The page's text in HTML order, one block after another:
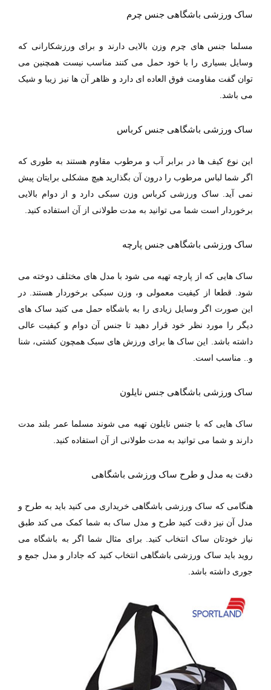
ساک ورزشی باشگاهی جنس چرم
مسلما جنس های چرم وزن بالایی دارند و برای ورزشکارانی که
وسایل بسیاری را با خود حمل می کنند مناسب نیست همچنین می
توان گفت مقاومت فوق العاده ای دارد و ظاهر آن ها نیز زیبا و شیک
می باشد.
ساک ورزشی باشگاهی جنس کرباس
این نوع کیف ها در برابر آب و مرطوب مقاوم هستند به طوری که
اگر شما لباس مرطوب را درون آن بگذارید هیچ مشکلی برایتان پیش
نمی آید‌. ساک ورزشی کرباس وزن سبکی دارد و از دوام بالایی
برخوردار است شما می توانید به مدت طولانی از آن استفاده کنید.
ساک ورزشی باشگاهی جنس پارچه
ساک هایی که از پارچه تهیه می شود با مدل های مختلف دوخته می
شود. قطعا از کیفیت معمولی و، وزن سبکی برخوردار هستند. در
این صورت اگر وسایل زیادی را به باشگاه حمل می کنید ساک های
دیگر را مورد نظر خود قرار دهید تا جنس آن دوام و کیفیت عالی
داشته باشد. این ساک ها برای ورزش های سبک همچون کشتی، شنا
و.. مناسب است.
ساک ورزشی باشگاهی جنس نایلون
ساک هایی که با جنس نایلون تهیه می شوند مسلما عمر بلند مدت
دارند و شما می توانید به مدت طولانی از آن استفاده کنید.
دقت به مدل و طرح ساک ورزشی باشگاهی
هنگامی که ساک ورزشی باشگاهی خریداری می کنید باید به طرح و
مدل آن نیز دقت کنید طرح و مدل ساک به شما کمک می کند طبق
نیاز خودتان ساک انتخاب کنید. برای مثال شما اگر به باشگاه می
روید باید ساک ورزشی باشگاهی انتخاب کنید که جادار و مدل جمع و
جوری داشته باشد.